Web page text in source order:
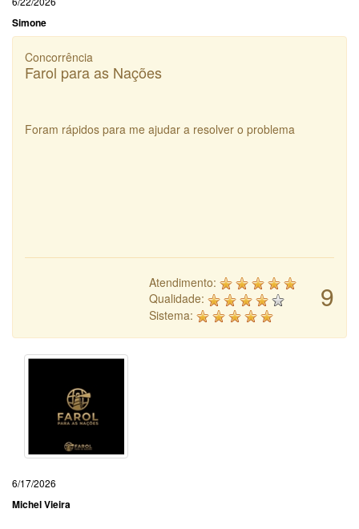
Simone
Concorrência
Farol para as Nações
Foram rápidos para me ajudar a resolver o problema
9
Atendimento:
Qualidade:
Sistema:
6/17/2026
Michel Vieira